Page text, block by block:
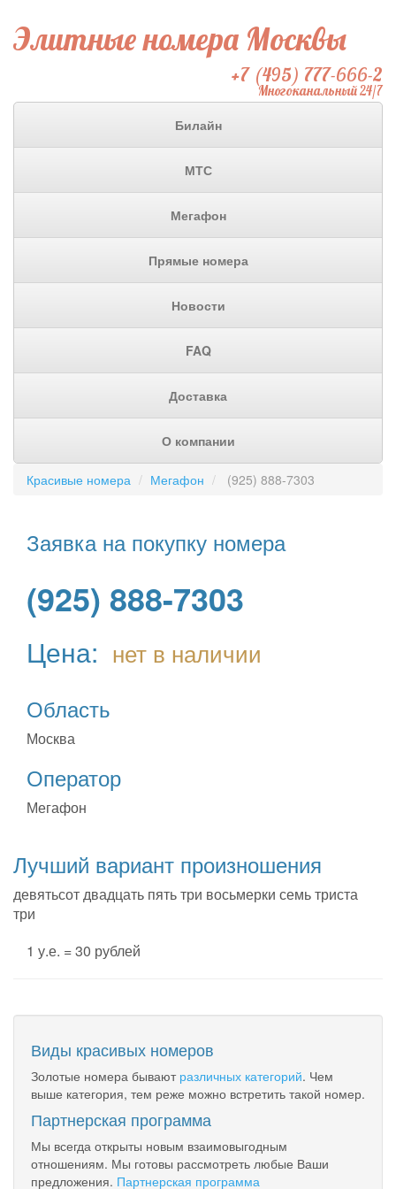
Элитные номера Москвы
+7 (495) 777-666-2
Многоканальный 24/7
Билайн
МТС
Мегафон
Прямые номера
Новости
FAQ
Доставка
О компании
Красивые номера Мегафон (925) 888-7303
Заявка на покупку номера
(925) 888-7303
Цена: нет в наличии
Область
Москва
Оператор
Мегафон
Лучший вариант произношения
девятьсот двадцать пять три восьмерки семь триста
три
1 у.е. = 30 рублей
Виды красивых номеров
Золотые номера бывают различных категорий. Чем
выше категория, тем реже можно встретить такой номер.
Партнерская программа
Мы всегда открыты новым взаимовыгодным
отношениям. Мы готовы рассмотреть любые Ваши
предложения. Партнерская программа